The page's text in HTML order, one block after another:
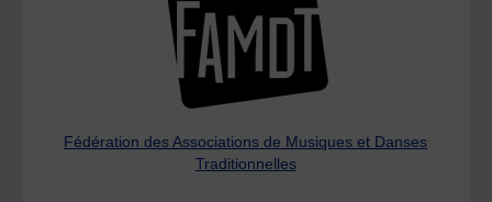
Fédération des Associations de Musiques et Danses
Traditionnelles